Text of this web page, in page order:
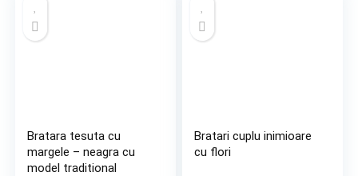
Bratara tesuta cu
margele – neagra cu
model traditional
Bratari cuplu inimioare
cu flori